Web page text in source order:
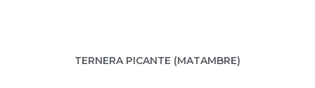
TERNERA PICANTE (MATAMBRE)